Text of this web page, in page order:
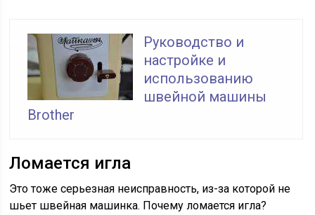
Руководство и
настройке и
использованию
швейной машины
Brother
Ломается игла
Это тоже серьезная неисправность, из-за которой не
шьет швейная машинка. Почему ломается игла?